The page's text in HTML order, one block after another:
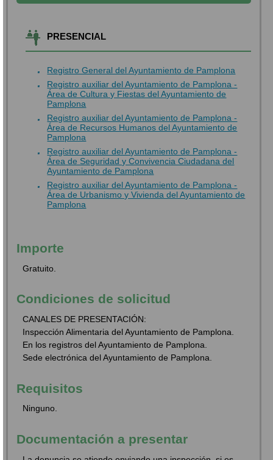
PRESENCIAL
Registro General del Ayuntamiento de Pamplona
Registro auxiliar del Ayuntamiento de Pamplona -
Área de Cultura y Fiestas del Ayuntamiento de
Pamplona
Registro auxiliar del Ayuntamiento de Pamplona -
Área de Recursos Humanos del Ayuntamiento de
Pamplona
Registro auxiliar del Ayuntamiento de Pamplona -
Área de Seguridad y Convivencia Ciudadana del
Ayuntamiento de Pamplona
Registro auxiliar del Ayuntamiento de Pamplona -
Área de Urbanismo y Vivienda del Ayuntamiento de
Pamplona
Importe
Gratuito.
Condiciones de solicitud
CANALES DE PRESENTACIÓN:
Inspección Alimentaria del Ayuntamiento de Pamplona.
En los registros del Ayuntamiento de Pamplona.
Sede electrónica del Ayuntamiento de Pamplona.
Requisitos
Ninguno.
Documentación a presentar